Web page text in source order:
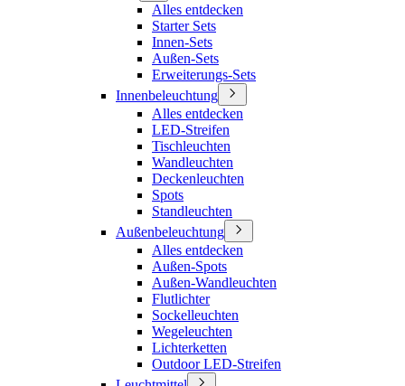
Alles entdecken
Starter Sets
Innen-Sets
Außen-Sets
Erweiterungs-Sets
Innenbeleuchtung
Alles entdecken
LED-Streifen
Tischleuchten
Wandleuchten
Deckenleuchten
Spots
Standleuchten
Außenbeleuchtung
Alles entdecken
Außen-Spots
Außen-Wandleuchten
Flutlichter
Sockelleuchten
Wegeleuchten
Lichterketten
Outdoor LED-Streifen